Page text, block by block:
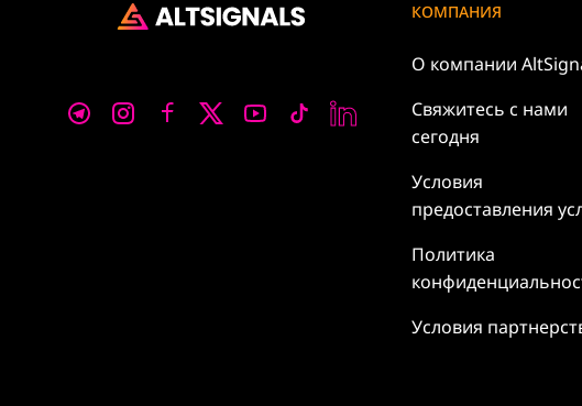
КОМПАНИЯ
О компании
Свяжитесь с нами
сегодня
Условия
предоставления
Политика
Условия